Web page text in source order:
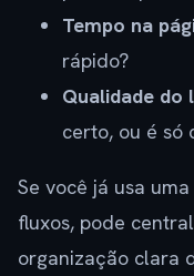
Tempo na
rápido?
Qualidade do
certo, ou é só
Se você já usa
fluxos, pode
organização clara